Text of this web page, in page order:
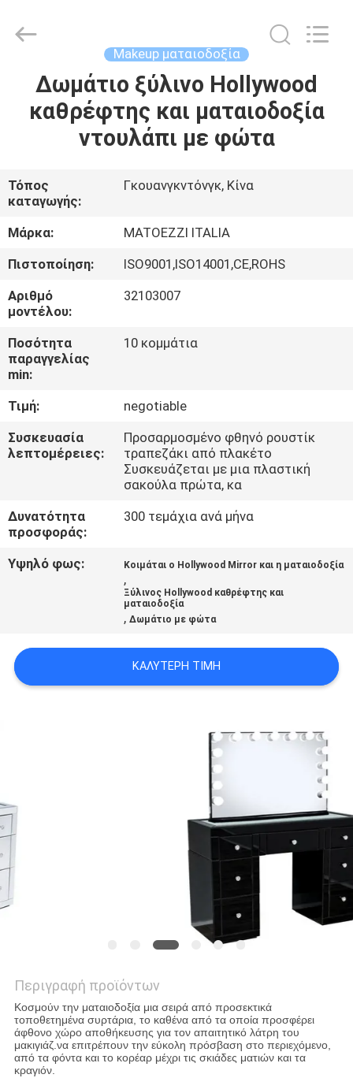
ΑΡΧΙΚΉ
ΣΕΛΊΔΑ
ΒΊΝΤΕΟ
ΕΜΦΆΝΙΣΗ
VR
ΣΧΕΤΙΚΆ
ΜΕ
ΕΜΆΣ
ΓΎΡΟΣ
ΕΡΓΟΣΤΑΣΊΩΝ
ΕΠΑΦΉ
ΝΈΑ
ΟΙ
ΠΕΡΙΠΤΏΣΕΙΣ
SITEMAP
ΠΟΛΙΤΙΚΉ
ΜΥΣΤΙΚΌΤΗΤΑΣ
Makeup ματαιοδοξία
Δωμάτιο ξύλινο Hollywood
καθρέφτης και ματαιοδοξία
ντουλάπι με φώτα
Τόπος
καταγωγής:
Γκουανγκντόνγκ, Κίνα
Μάρκα:
MATOEZZI ITALIA
Πιστοποίηση:
ISO9001,ISO14001,CE,ROHS
Αριθμό
μοντέλου:
32103007
Ποσότητα
παραγγελίας
min:
10 κομμάτια
Τιμή:
negotiable
Συσκευασία
λεπτομέρειες:
Προσαρμοσμένο φθηνό ρουστίκ
τραπεζάκι από πλακέτο
Συσκευάζεται με μια πλαστική
σακούλα πρώτα, κα
Δυνατότητα
προσφοράς:
300 τεμάχια ανά μήνα
Υψηλό φως: Κοιμάται ο Hollywood Mirror και η ματαιοδοξία
,
Ξύλινος Hollywood καθρέφτης και
ματαιοδοξία
,Δωμάτιο με φώτα
ΚΑΛΎΤΕΡΗ ΤΙΜΉ
Περιγραφή προϊόντων
Κοσμούν την ματαιοδοξία μια σειρά από προσεκτικά
τοποθετημένα συρτάρια, το καθένα από τα οποία προσφέρει
άφθονο χώρο αποθήκευσης για τον απαιτητικό λάτρη του
μακιγιάζ.να επιτρέπουν την εύκολη πρόσβαση στο περιεχόμενο,
από τα φόντα και το κορέαρ μέχρι τις σκιάδες ματιών και τα
κραγιόν.